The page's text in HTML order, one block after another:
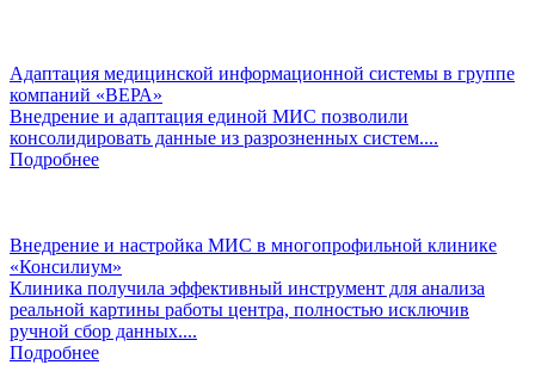
Адаптация медицинской информационной системы в группе
компаний «ВЕРА»
Внедрение и адаптация единой МИС позволили
консолидировать данные из разрозненных систем....
Подробнее
Внедрение и настройка МИС в многопрофильной клинике
«Консилиум»
Клиника получила эффективный инструмент для анализа
реальной картины работы центра, полностью исключив
ручной сбор данных....
Подробнее